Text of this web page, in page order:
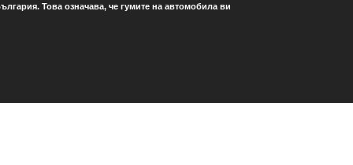
Това означава, че гумите на автомобила ви